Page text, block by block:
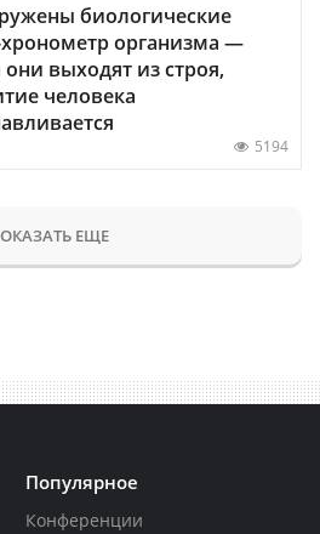
биологические
организма —
они выходят из строя,
человека
5194
ЕЩЕ
Популярное
Конференции